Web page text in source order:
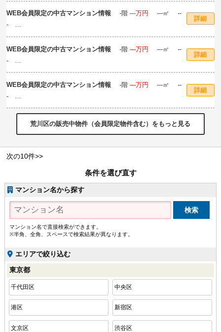
WEB会員限定の中古マンション情報
‐階‐‐‐万円
---㎡ --
-
住所：東京都--区-- 交通：---線「‐‐‐」駅 徒歩‐‐分
詳細
WEB会員限定の中古マンション情報 ‐階‐‐‐万円 ---㎡ --
-
住所：東京都--区-- 交通：---線「‐‐‐」駅 徒歩‐‐分
詳細
WEB会員限定の中古マンション情報 ‐階‐‐‐万円
---㎡ --
-
住所：東京都--区-- 交通：---線「‐‐‐」駅 徒歩‐‐分
詳細
荒川区の販売中物件（会員限定物件含む）をもっと見る
次の10件>>
条件を選び直す
マンション名から探す
マンション名で直接検索ができます。
※半角、全角、スペースで検索結果が異なります。
エリアで絞り込む
東京都
千代田区 中央区
港区 新宿区
文京区 渋谷区